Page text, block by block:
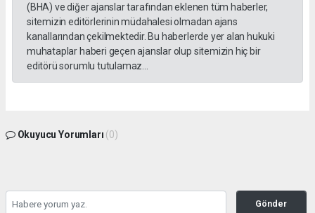
(BHA) ve diğer ajanslar tarafından eklenen tüm haberler,
sitemizin editörlerinin müdahalesi olmadan ajans
kanallarından çekilmektedir. Bu haberlerde yer alan hukuki
muhataplar haberi geçen ajanslar olup sitemizin hiç bir
editörü sorumlu tutulamaz...
Okuyucu Yorumları (0)
Gönder